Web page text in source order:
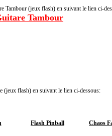
Tambour (jeux flash) en suivant le lien ci-
Tambour
(jeux flash) en suivant le lien ci-dessous:
Flash Pinball Chaos